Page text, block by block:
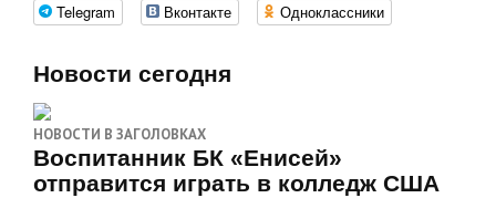
Telegram Вконтакте Одноклассники
Новости сегодня
НОВОСТИ В ЗАГОЛОВКАХ
Воспитанник БК «Енисей»
отправится играть в колледж США